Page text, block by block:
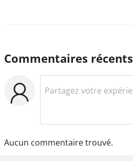
Commentaires récents
Aucun commentaire trouvé.